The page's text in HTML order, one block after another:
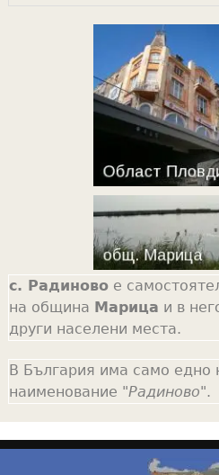
с. Радиновое
на община Марица и в
други населени места.
В България има само едно
наименование "Радиново".